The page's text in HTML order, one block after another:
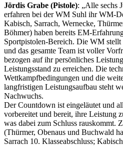
Jördis Grabe (Pistole): „Alle sechs
erfahren bei der WM Suhl ihr WM-
Kabisch, Sarrach, Wernecke,
Böhmer) haben bereits EM-
Sportpistolen-Bereich. Die WM
und das gesamte Team ist voller
bezogen auf ihr persönliches
Leistungsstand zu erreichen. Die
Wettkampfbedingungen und die
langfristigen Leistungsaufbau steht
Nachwuchs.
Der Countdown ist eingeläutet und
vorbereitet und bereit, ihre Leistung
was dabei zum Schluss rauskommt.
(Thürmer, Obenaus und Buchwald
Sarrach 10. Klasseabschluss;